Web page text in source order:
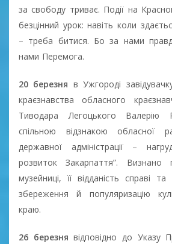
за свободу триває. Події на
безцінний урок: навіть коли
– треба битися. Бо за нами
нами Перемога.
20 березня в Ужгороді
краєзнавства обласного
Тиводара Легоцького Валерію
спільною відзнакою обласної
державної адміністрації –
розвиток Закарпаття”. Визнано
музейниці, її відданість справі
збереження й популяризацію
краю.
26 березня відповідно до Указу